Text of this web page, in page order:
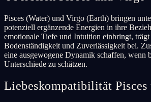
Pisces (Water) und Virgo (Earth) bringen
potenziell ergänzende Energien in ihre
emotionale Tiefe und Intuition einbringt,
Bodenständigkeit und Zuverlässigkeit bei.
eine ausgewogene Dynamik schaffen, wenn
Unterschiede zu schätzen.
Liebeskompatibilität Pisces